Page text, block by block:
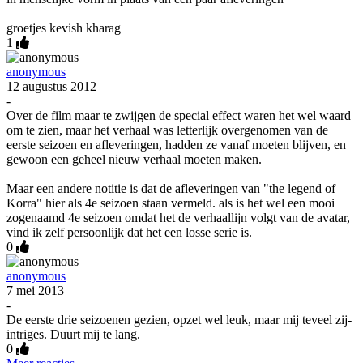
groetjes kevish kharag
1
anonymous
12 augustus 2012
-
Over de film maar te zwijgen de special effect waren het wel waard
om te zien, maar het verhaal was letterlijk overgenomen van de
eerste seizoen en afleveringen, hadden ze vanaf moeten blijven, en
gewoon een geheel nieuw verhaal moeten maken.
Maar een andere notitie is dat de afleveringen van "the legend of
Korra" hier als 4e seizoen staan vermeld. als is het wel een mooi
zogenaamd 4e seizoen omdat het de verhaallijn volgt van de avatar,
vind ik zelf persoonlijk dat het een losse serie is.
0
anonymous
7 mei 2013
-
De eerste drie seizoenen gezien, opzet wel leuk, maar mij teveel zij-
intriges. Duurt mij te lang.
0